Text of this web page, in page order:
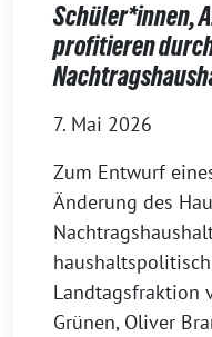
Schüler*innen,
profitieren
7. Mai 2026
Zum Entwurf
Änderung des
Landtagsfraktion
Grünen, Oliver